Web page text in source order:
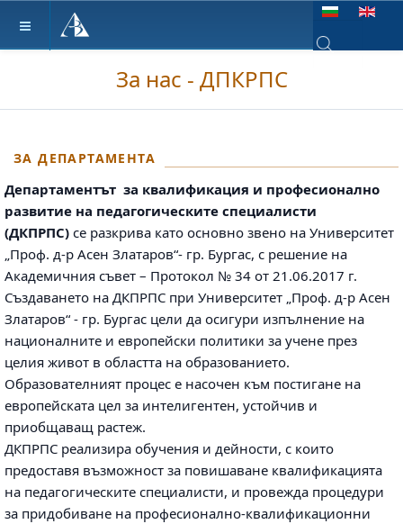
Изберете език
За нас - ДПКРПС
ЗА ДЕПАРТАМЕНТА
Департаментът за квалификация и професионално
развитие на педагогическите специалисти
(ДКПРПС) се разкрива като основно звено на Университет
„Проф. д-р Асен Златаров“- гр. Бургас, с решение на
Академичния съвет – Протокол № 34 от 21.06.2017 г.
Създаването на ДКПРПС при Университет „Проф. д-р Асен
Златаров“ - гр. Бургас цели да осигури изпълнение на
националните и европейски политики за учене през
целия живот в областта на образованието.
Образователният процес е насочен към постигане на
европейската цел за интелигентен, устойчив и
приобщаващ растеж.
ДКПРПС реализира обучения и дейности, с които
предоставя възможност за повишаване квалификацията
на педагогическите специалисти, и провежда процедури
за придобиване на професионално-квалификационни